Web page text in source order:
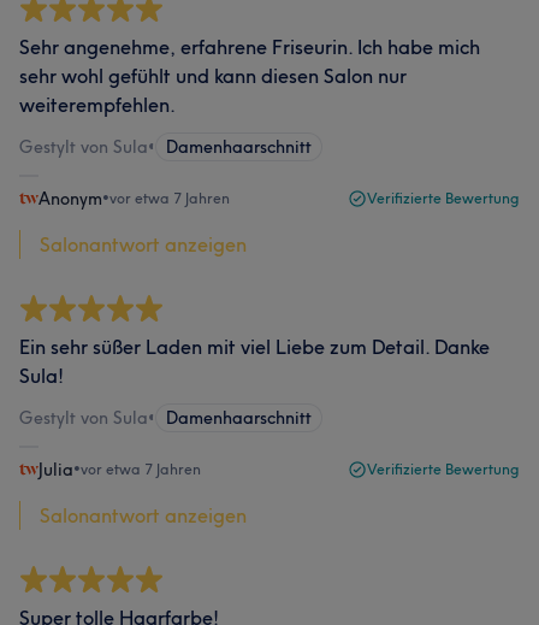
Sehr angenehme, erfahrene Friseurin. Ich habe mich
sehr wohl gefühlt und kann diesen Salon nur
weiterempfehlen.
Gestylt von Sula• Damenhaarschnitt
Anonym•vor etwa 7 Jahren Verifizierte Bewertung
Salonantwort anzeigen
Ein sehr süßer Laden mit viel Liebe zum Detail. Danke
Sula!
Gestylt von Sula• Damenhaarschnitt
Julia•vor etwa 7 Jahren Verifizierte Bewertung
Salonantwort anzeigen
Super tolle Haarfarbe!